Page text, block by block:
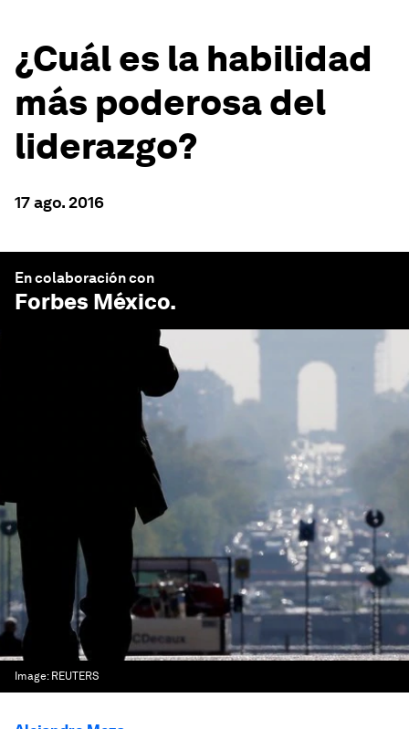
¿Cuál es la habilidad
más poderosa del
liderazgo?
17 ago. 2016
En colaboración con
Forbes México.
Image: REUTERS